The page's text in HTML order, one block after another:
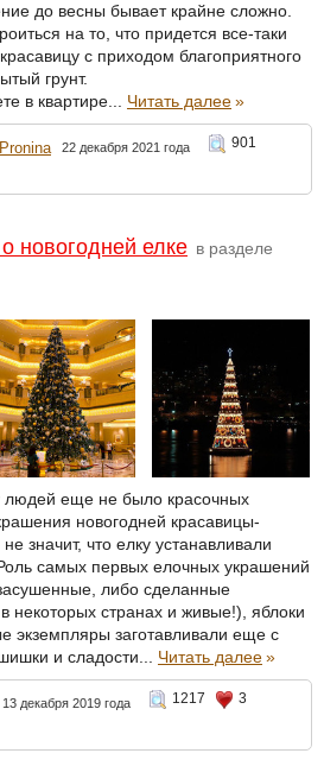
до весны бывает крайне сложно.
на то, что придется все-таки
с приходом благоприятного
грунт.
в квартире... Читать далее»
22 декабря 2021 года
901
новогодней елке в разделе
людей еще не было красочных
новогодней красавицы-
значит, что елку устанавливали
самых первых елочных украшений
либо сделанные
некоторых странах и живые!), яблоки
экземпляры заготавливали еще с
и сладости... Читать далее»
13 декабря 2019 года 1217
3